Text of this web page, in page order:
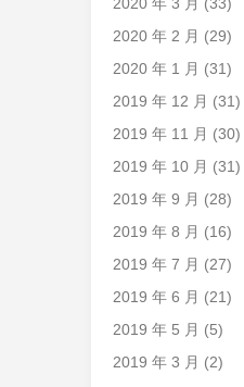
2020 年 2 月 (29)
2020 年 1 月 (31)
2019 年 12 月 (31)
2019 年 11 月 (30)
2019 年 10 月 (31)
2019 年 9 月 (28)
2019 年 8 月 (16)
2019 年 7 月 (27)
2019 年 6 月 (21)
2019 年 5 月 (5)
2019 年 3 月 (2)